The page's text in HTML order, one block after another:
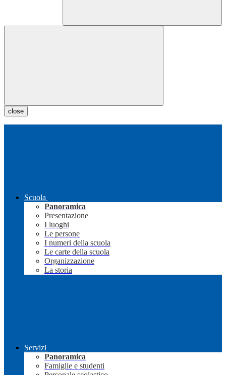
close
Scuola
Panoramica
Presentazione
I luoghi
Le persone
I numeri della scuola
Le carte della scuola
Organizzazione
La storia
Servizi
Panoramica
Famiglie e studenti